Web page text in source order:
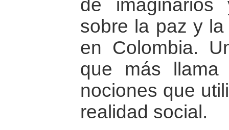
de imaginarios
sobre la paz y
en Colombia.
que más
nociones que
realidad social.